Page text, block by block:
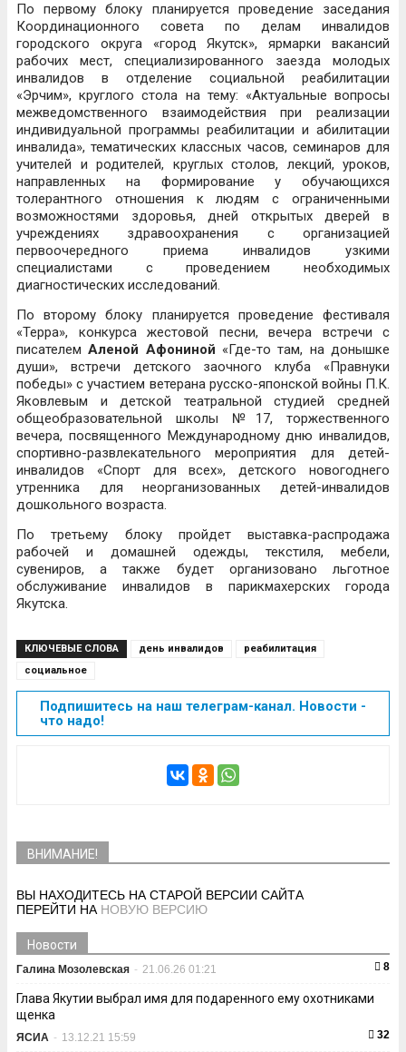
По первому блоку планируется проведение заседания
Координационного совета по делам инвалидов
городского округа «город Якутск», ярмарки вакансий
рабочих мест, специализированного заезда молодых
инвалидов в отделение социальной реабилитации
«Эрчим», круглого стола на тему: «Актуальные вопросы
межведомственного взаимодействия при реализации
индивидуальной программы реабилитации и абилитации
инвалида», тематических классных часов, семинаров для
учителей и родителей, круглых столов, лекций, уроков,
направленных на формирование у обучающихся
толерантного отношения к людям с ограниченными
возможностями здоровья, дней открытых дверей в
учреждениях здравоохранения с организацией
первоочередного приема инвалидов узкими
специалистами с проведением необходимых
диагностических исследований.
По второму блоку планируется проведение фестиваля
«Терра», конкурса жестовой песни, вечера встречи с
писателемАленой Афониной «Где-то там, на донышке
души», встречи детского заочного клуба «Правнуки
победы» с участием ветерана русско-японской войны П.К.
Яковлевым и детской театральной студией средней
общеобразовательной школы №17, торжественного
вечера, посвященного Международному дню инвалидов,
спортивно-развлекательного мероприятия для детей-
инвалидов «Спорт для всех», детского новогоднего
утренника для неорганизованных детей-инвалидов
дошкольного возраста.
По третьему блоку пройдет выставка-распродажа
рабочей и домашней одежды, текстиля, мебели,
сувениров, а также будет организовано льготное
обслуживание инвалидов в парикмахерских города
Якутска.
КЛЮЧЕВЫЕ СЛОВА день инвалидов
реабилитация
социальное
Подпишитесь на наш телеграм-канал. Новости -
что надо!
ВНИМАНИЕ!
ВЫ НАХОДИТЕСЬ НА СТАРОЙ ВЕРСИИ САЙТА
ПЕРЕЙТИ НА НОВУЮ ВЕРСИЮ
Новости
Галина Мозолевская - 21.06.26 01:21 8
Глава Якутии выбрал имя для подаренного ему охотниками
щенка
ЯСИА - 13.12.21 15:59 32